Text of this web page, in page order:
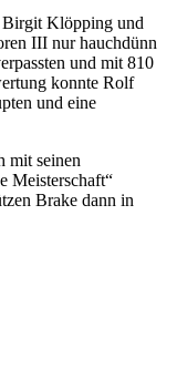
Birgit Klöpping und
III nur hauchdünn
und mit 810
konnte Rolf
und eine
mit seinen
Meisterschaft“
Brake dann in